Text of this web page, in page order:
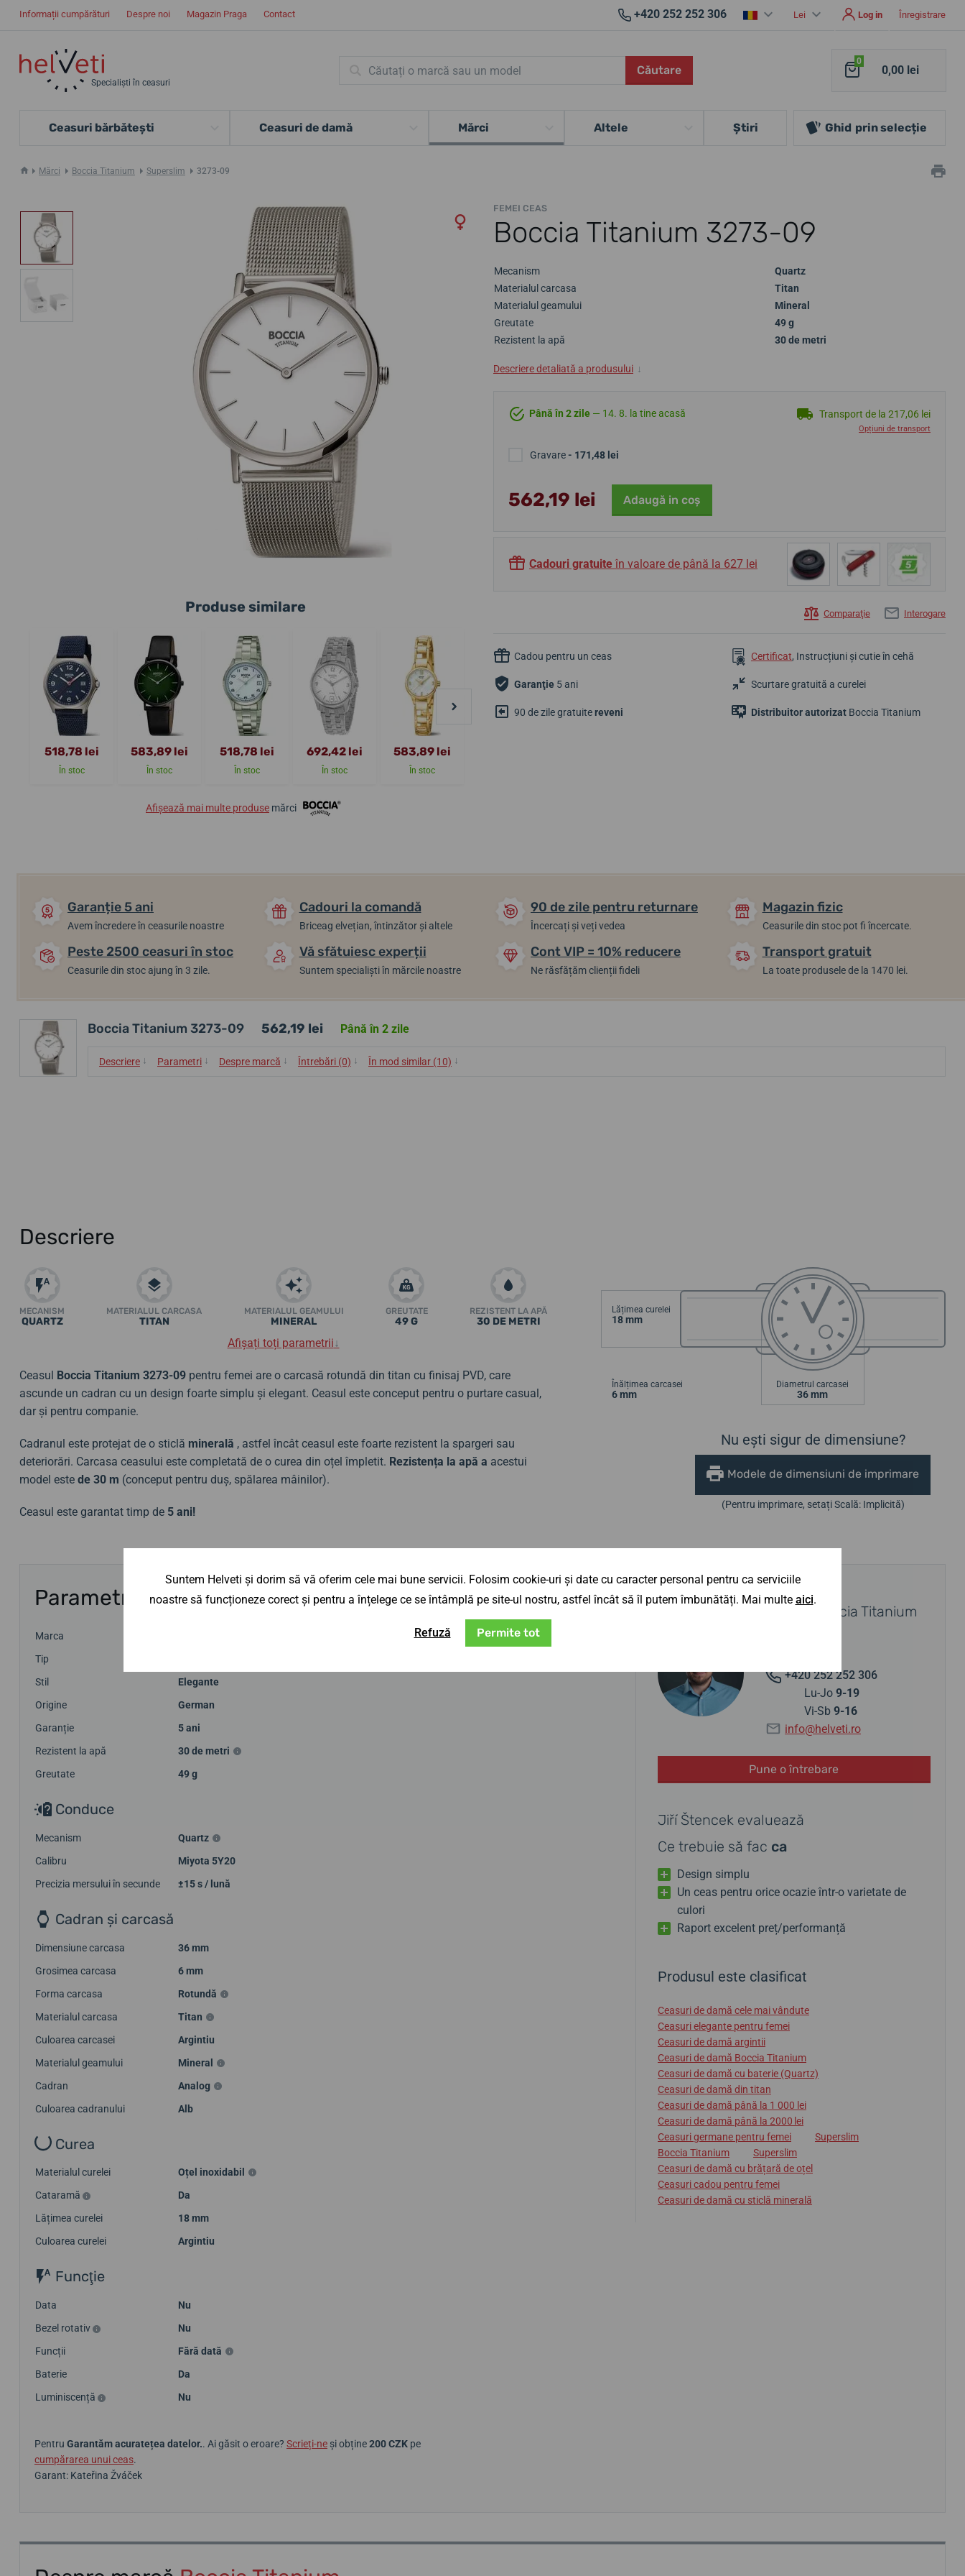
Informații cumpărături Despre noi Magazin Praga Contact +420 252 252 306 Lei Log in Înregistrare
Specialiști în ceasuri
Căutare
0
0,00 lei
Ceasuri bărbătești Ceasuri de damă Mărci Altele Ştiri Ghid prin selecție
Mărci Boccia Titanium Superslim 3273-09
FEMEI CEAS
Boccia Titanium 3273-09
Mecanism
Quartz
Materialul carcasa
Titan
Materialul geamului
Mineral
Greutate
49 g
Rezistent la apă
30 de metri
Descriere detaliată a produsului ↓
Până în 2 zile — 14. 8. la tine acasă Transport de la 217,06 lei
Opțiuni de transport
Gravare- 171,48 lei
562,19 lei Adaugă in coş
Cadouri gratuite în valoare de până la 627 lei
Comparaţie Interogare
Cadou pentru un ceas Certificat, Instrucțiuni și cutie în cehă
Garanţie 5 ani Scurtare gratuită a curelei
90 de zile gratuitereveni Distribuitor autorizat Boccia Titanium
Produse similare
518,78 lei
În stoc
583,89 lei
În stoc
518,78 lei
În stoc
692,42 lei
În stoc
583,89 lei
În stoc
Afișează mai multe produse mărci
Garanție 5 ani
Avem încredere în ceasurile noastre
Cadouri la comandă
Briceag elvețian, întinzător și altele
90 de zile pentru returnare
Încercați și veți vedea
Magazin fizic
Ceasurile din stoc pot fi încercate.
Peste 2500 ceasuri în stoc
Ceasurile din stoc ajung în 3 zile.
Vă sfătuiesc experții
Suntem specialiști în mărcile noastre
Cont VIP = 10% reducere
Ne răsfățăm clienții fideli
Transport gratuit
La toate produsele de la 1470 lei.
Boccia Titanium 3273-09 562,19 lei Până în 2 zile
Descriere ↓ Parametri ↓ Despre marcă ↓ Întrebări (0) ↓ În mod similar (10) ↓
Descriere
MECANISM
QUARTZ
MATERIALUL CARCASA
TITAN
MATERIALUL GEAMULUI
MINERAL
GREUTATE
49 G
REZISTENT LA APĂ
30 DE METRI
Afișați toți parametrii↓
Ceasul Boccia Titanium 3273-09 pentru femei are o carcasă rotundă din titan cu finisaj PVD, care
ascunde un cadran cu un design foarte simplu și elegant. Ceasul este conceput pentru o purtare casual,
dar și pentru companie.
Cadranul este protejat de o sticlă minerală , astfel încât ceasul este foarte rezistent la spargeri sau
deteriorări. Carcasa ceasului este completată de o curea din oțel împletit. Rezistența la apă a acestui
model este de 30 m (conceput pentru duș, spălarea mâinilor).
Ceasul este garantat timp de 5 ani!
Lățimea curelei
18 mm
Înălțimea carcasei
6 mm
Diametrul carcasei
36 mm
Nu ești sigur de dimensiune?
Modele de dimensiuni de imprimare
(Pentru imprimare, setați Scală: Implicită)
Parametri
Marca
Tip
Stil
Elegante
Origine
German
Garanție
5 ani
Rezistent la apă
30 de metri
Greutate
49 g
Conduce
Mecanism
Quartz
Calibru
Miyota 5Y20
Precizia mersului în secunde
±15 s / lună
Cadran și carcasă
Dimensiune carcasa
36 mm
Grosimea carcasa
6 mm
Forma carcasa
Rotundă
Materialul carcasa
Titan
Culoarea carcasei
Argintiu
Materialul geamului
Mineral
Cadran
Analog
Culoarea cadranului
Alb
Curea
Materialul curelei
Oțel inoxidabil
Cataramă
Da
Lățimea curelei
18 mm
Culoarea curelei
Argintiu
Funcţie
Data
Nu
Bezel rotativ
Nu
Funcții
Fără dată
Baterie
Da
Luminiscență
Nu
Pentru Garantăm acuratețea datelor.. Ai găsit o eroare? Scrieți-ne și obține200 CZK pe
cumpărarea unui ceas.
Garant: Kateřina Žváček
AI NEVOIE DE SFATURI?
Contactați un specialist Boccia Titanium
+420 252 252 306
Lu-Jo 9-19
Vi-Sb 9-16
info@helveti.ro
Pune o întrebare
Jiří Štencek evaluează
Ce trebuie să fac ca
Design simplu
Un ceas pentru orice ocazie într-o varietate de
culori
Raport excelent preț/performanță
Produsul este clasificat
Ceasuri de damă cele mai vândute
Ceasuri elegante pentru femei
Ceasuri de damă argintii
Ceasuri de damă Boccia Titanium
Ceasuri de damă cu baterie (Quartz)
Ceasuri de damă din titan
Ceasuri de damă până la 1 000 lei
Ceasuri de damă până la 2000 lei
Ceasuri germane pentru femei
Superslim
Boccia Titanium
Superslim
Ceasuri de damă cu brățară de oțel
Ceasuri cadou pentru femei
Ceasuri de damă cu sticlă minerală
Suntem Helveti și dorim să vă oferim cele mai bune servicii. Folosim cookie-uri și date cu caracter personal pentru ca serviciile
noastre să funcționeze corect și pentru a înțelege ce se întâmplă pe site-ul nostru, astfel încât să îl putem îmbunătăți. Mai multe aici.
Refuză Permite tot